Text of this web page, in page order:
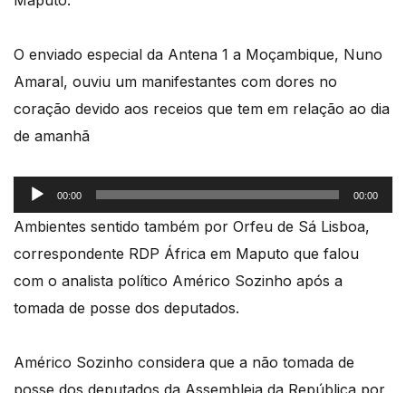
O enviado especial da Antena 1 a Moçambique, Nuno
Amaral, ouviu um manifestantes com dores no
coração devido aos receios que tem em relação ao dia
de amanhã
Reprodutor
de
00:00 00:00
Ambientes sentido também por Orfeu de Sá Lisboa,
correspondente RDP África em Maputo que falou
com o analista político Américo Sozinho após a
tomada de posse dos deputados.
Américo Sozinho considera que a não tomada de
posse dos deputados da Assembleia da República por